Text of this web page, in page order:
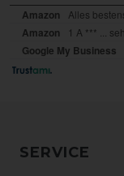
SERVICE